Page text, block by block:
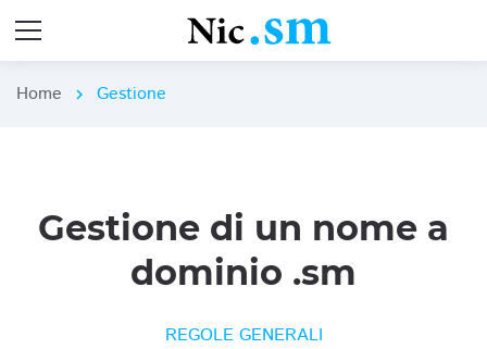
Home chevron_right Gestione
Gestione di un nome a
dominio .sm
REGOLE GENERALI